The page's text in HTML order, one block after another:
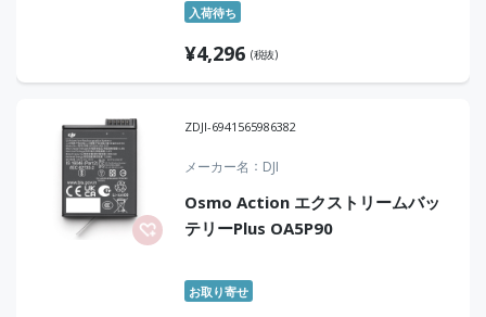
入荷待ち
¥4,296 (税抜)
ZDJI-6941565986382
メーカー名 DJI
Osmo Action エクストリームバッ
テリーPlus OA5P90
お取り寄せ